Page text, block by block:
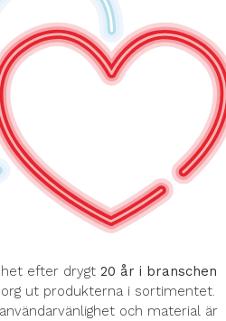
efter drygt 20 år i branschen
ut produkterna i sortimentet.
och material är